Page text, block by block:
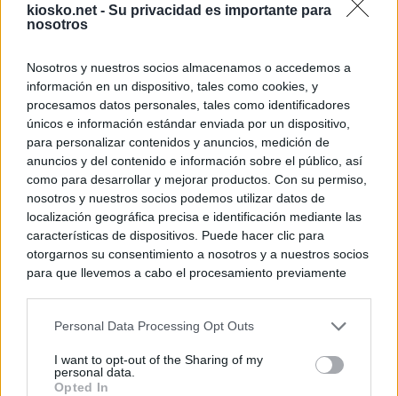
kiosko.net - Su privacidad es importante para
nosotros
Nosotros y nuestros socios almacenamos o accedemos a
información en un dispositivo, tales como cookies, y
procesamos datos personales, tales como identificadores
únicos e información estándar enviada por un dispositivo,
para personalizar contenidos y anuncios, medición de
anuncios y del contenido e información sobre el público, así
como para desarrollar y mejorar productos. Con su permiso,
nosotros y nuestros socios podemos utilizar datos de
localización geográfica precisa e identificación mediante las
características de dispositivos. Puede hacer clic para
otorgarnos su consentimiento a nosotros y a nuestros socios
para que llevemos a cabo el procesamiento previamente
negar su consentimiento. Tenga en cuenta que algún
de su consentimiento, pero usted tiene el derecho de
rechazar tal procesamiento. Sus preferencias se aplicarán
Personal Data Processing Opt Outs
I want to opt-out of the Sharing of my
personal data.
Opted In